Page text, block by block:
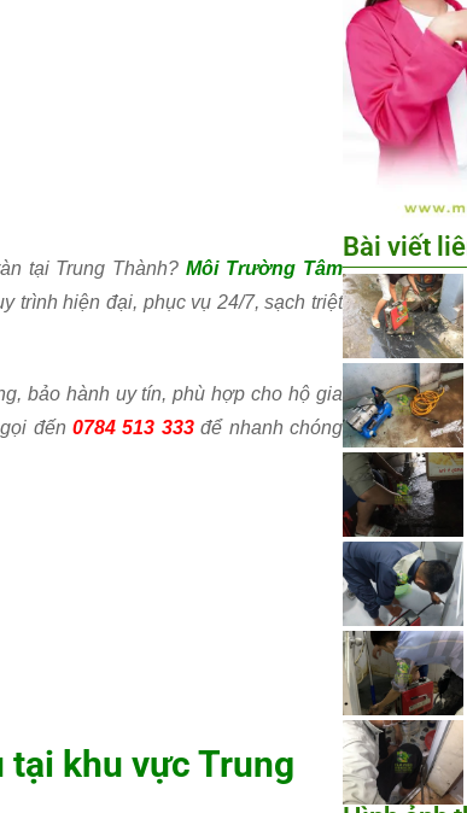
tại Trung Thành?Môi Trường Tâm
trình hiện đại, phục vụ 24/7, sạch triệt
bảo hành uy tín, phù hợp cho hộ gia
gọi đến0784 513 333để nhanh chóng
tại khu vực Trung
Bài viết